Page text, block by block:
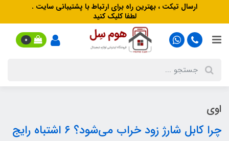
ارسال تیکت ، بهترین راه برای ارتباط با پشتیبانی سایت .
لطفا کلیک کنید
0
اوی
چرا کابل شارژ زود خراب می‌شود؟ ۶ اشتباه رایج